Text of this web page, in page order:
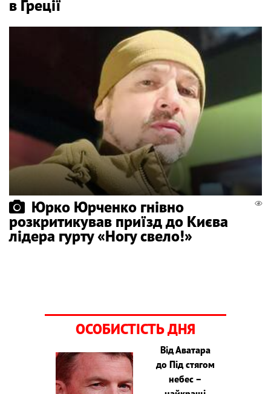
в Греції
Юрко Юрченко гнівно
розкритикував приїзд до Києва
лідера гурту «Ногу свело!»
ОСОБИСТІСТЬ ДНЯ
Від Аватара
до Під стягом
небес –